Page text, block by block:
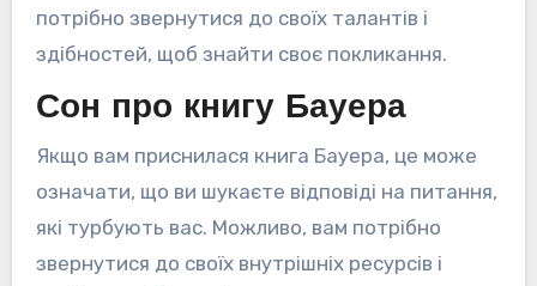
потрібно звернутися до своїх талантів і
здібностей, щоб знайти своє покликання.
Сон про книгу Бауера
Якщо вам приснилася книга Бауера, це може
означати, що ви шукаєте відповіді на питання,
які турбують вас. Можливо, вам потрібно
звернутися до своїх внутрішніх ресурсів і